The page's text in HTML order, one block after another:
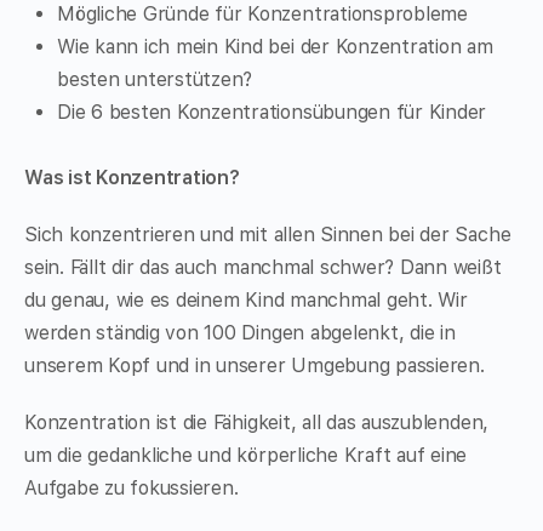
Mögliche Gründe für Konzentrationsprobleme
Wie kann ich mein Kind bei der Konzentration am
besten unterstützen?
Die 6 besten Konzentrationsübungen für Kinder
Was ist Konzentration?
Sich konzentrieren und mit allen Sinnen bei der Sache
sein. Fällt dir das auch manchmal schwer? Dann weißt
du genau, wie es deinem Kind manchmal geht. Wir
werden ständig von 100 Dingen abgelenkt, die in
unserem Kopf und in unserer Umgebung passieren.
Konzentration ist die Fähigkeit, all das auszublenden,
um die gedankliche und körperliche Kraft auf eine
Aufgabe zu fokussieren.